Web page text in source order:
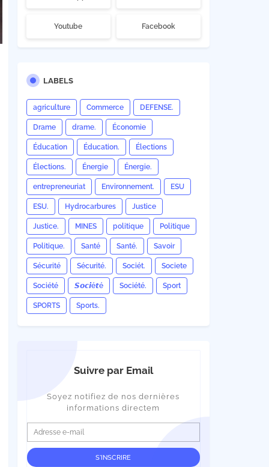
Youtube Facebook
LABELS
agriculture Commerce DEFENSE.
Drame drame. Économie
Éducation Éducation. Élections
Élections. Énergie Énergie.
entrepreneuriat Environnement. ESU
ESU. Hydrocarbures Justice
Justice. MINES politique Politique
Politique. Santé Santé. Savoir
Sécurité Sécurité. Sociét. Societe
Société 𝙎𝙤𝙘𝙞é𝙩é Société. Sport
SPORTS Sports.
Suivre par Email
Soyez notifiez de nos dernières
informations directem